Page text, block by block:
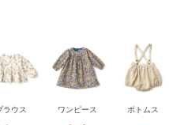
ラウス ワンピース ボトムス